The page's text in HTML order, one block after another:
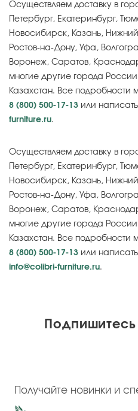
Осуществляем доставку в
Петербург, Екатеринбург,
Новосибирск, Казань,
Ростов-на-Дону, Уфа,
Воронеж, Саратов,
многие другие города
Казахстан. Все подробности
8 (800) 500-17-13 или
furniture.ru.
Осуществляем доставку в
Петербург, Екатеринбург,
Новосибирск, Казань,
Ростов-на-Дону, Уфа,
Воронеж, Саратов,
многие другие города
Казахстан. Все подробности
8 (800) 500-17-13 или
info@colibri-furniture.ru.
Получайте новинки и